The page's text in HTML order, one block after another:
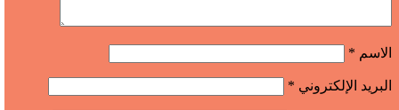
الاسم *
البريد الإلكتروني *